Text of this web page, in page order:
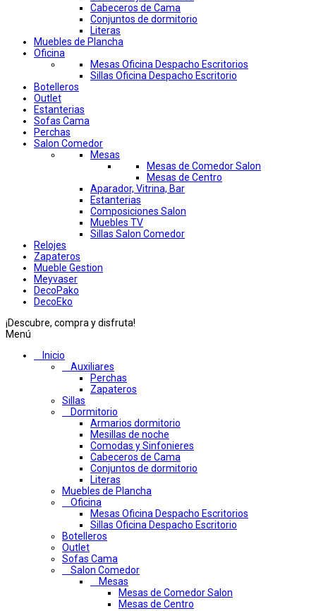
Cabeceros de Cama
Conjuntos de dormitorio
Literas
Muebles de Plancha
Oficina
Mesas Oficina Despacho Escritorios
Sillas Oficina Despacho Escritorio
Botelleros
Outlet
Estanterias
Sofas Cama
Perchas
Salon Comedor
Mesas
Mesas de Comedor Salon
Mesas de Centro
Aparador, Vitrina, Bar
Estanterias
Composiciones Salon
Muebles TV
Sillas Salon Comedor
Relojes
Zapateros
Mueble Gestion
Meyvaser
DecoPako
DecoEko
¡Descubre, compra y disfruta!
Menú
Inicio
Auxiliares
Perchas
Zapateros
Sillas
Dormitorio
Armarios dormitorio
Mesillas de noche
Comodas y Sinfonieres
Cabeceros de Cama
Conjuntos de dormitorio
Literas
Muebles de Plancha
Oficina
Mesas Oficina Despacho Escritorios
Sillas Oficina Despacho Escritorio
Botelleros
Outlet
Sofas Cama
Salon Comedor
Mesas
Mesas de Comedor Salon
Mesas de Centro